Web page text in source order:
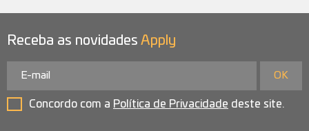
Receba as novidades Apply
Concordo com a Política de Privacidade deste site.